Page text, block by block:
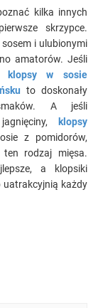
kilka innych
skrzypce.
i ulubionymi
amatorów. Jeśli
klopsy w sosie
to doskonały
A jeśli
klopsy
z pomidorów,
rodzaj mięsa.
a klopsiki
uatrakcyjnią każdy